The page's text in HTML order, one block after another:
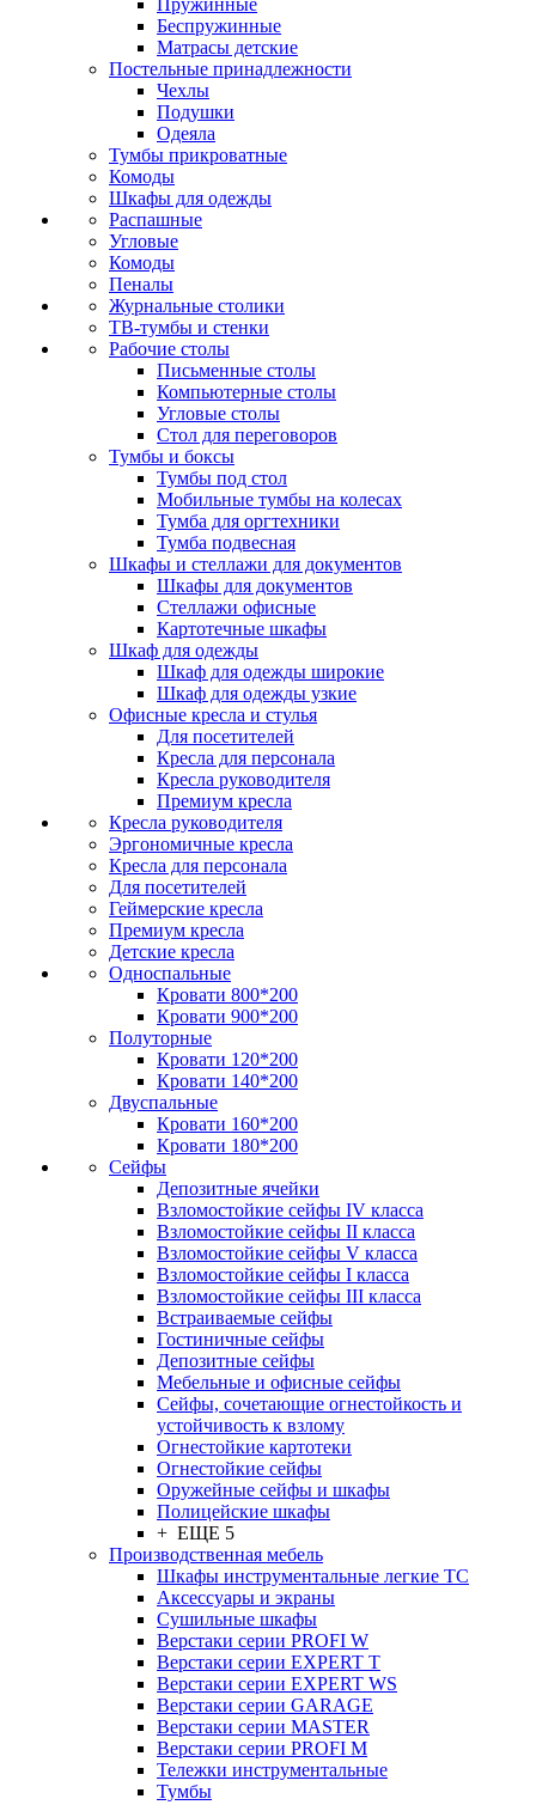
Пружинные
Беспружинные
Матрасы детские
Постельные принадлежности
Чехлы
Подушки
Одеяла
Тумбы прикроватные
Комоды
Шкафы для одежды
Распашные
Угловые
Комоды
Пеналы
Журнальные столики
ТВ‑тумбы и стенки
Рабочие столы
Письменные столы
Компьютерные столы
Угловые столы
Стол для переговоров
Тумбы и боксы
Тумбы под стол
Мобильные тумбы на колесах
Тумба для оргтехники
Тумба подвесная
Шкафы и стеллажи для документов
Шкафы для документов
Стеллажи офисные
Картотечные шкафы
Шкаф для одежды
Шкаф для одежды широкие
Шкаф для одежды узкие
Офисные кресла и стулья
Для посетителей
Кресла для персонала
Кресла руководителя
Премиум кресла
Кресла руководителя
Эргономичные кресла
Кресла для персонала
Для посетителей
Геймерские кресла
Премиум кресла
Детские кресла
Односпальные
Кровати 800*200
Кровати 900*200
Полуторные
Кровати 120*200
Кровати 140*200
Двуспальные
Кровати 160*200
Кровати 180*200
Сейфы
Депозитные ячейки
Взломостойкие сейфы IV класса
Взломостойкие сейфы II класса
Взломостойкие сейфы V класса
Взломостойкие сейфы I класса
Взломостойкие сейфы III класса
Встраиваемые сейфы
Гостиничные сейфы
Депозитные сейфы
Мебельные и офисные сейфы
Сейфы, сочетающие огнестойкость и
устойчивость к взлому
Огнестойкие картотеки
Огнестойкие сейфы
Оружейные сейфы и шкафы
Полицейские шкафы
+ ЕЩЕ 5
Производственная мебель
Шкафы инструментальные легкие ТС
Аксессуары и экраны
Cушильные шкафы
Верстаки серии PROFI W
Верстаки серии EXPERT T
Верстаки серии EXPERT WS
Верстаки серии GARAGE
Верстаки серии MASTER
Верстаки серии PROFI M
Тележки инструментальные
Тумбы